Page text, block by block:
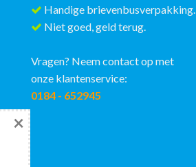
Handige brievenbusverpakking.
Niet goed, geld terug.
Vragen? Neem contact op met
onze klantenservice:
0184 - 652945
×